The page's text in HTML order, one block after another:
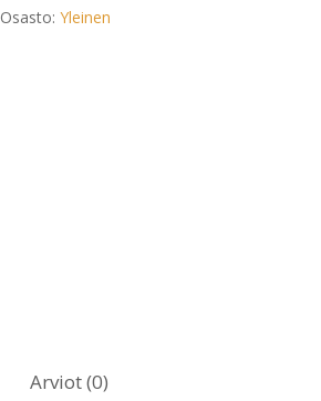
Osasto: Yleinen
Arviot (0)